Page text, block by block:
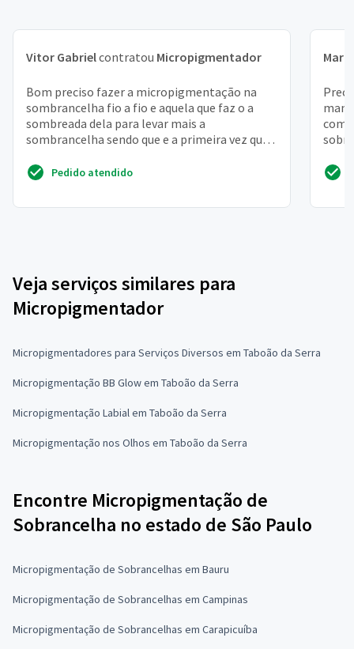
Vitor Gabrielcontratou Micropigmentador
Bom preciso fazer a micropigmentação na
sombrancelha fio a fio e aquela que faz o a
sombreada dela para levar mais a
sombrancelha sendo que e a primeira vez que
Pedido atendido
Veja serviços similares para
Micropigmentador
Micropigmentadores para Serviços Diversos em Taboão da Serra
Micropigmentação BB Glow em Taboão da Serra
Micropigmentação Labial em Taboão da Serra
Micropigmentação nos Olhos em Taboão da Serra
Encontre Micropigmentação de
Sobrancelha no estado de São Paulo
Micropigmentação de Sobrancelhas em Bauru
Micropigmentação de Sobrancelhas em Campinas
Micropigmentação de Sobrancelhas em Carapicuíba